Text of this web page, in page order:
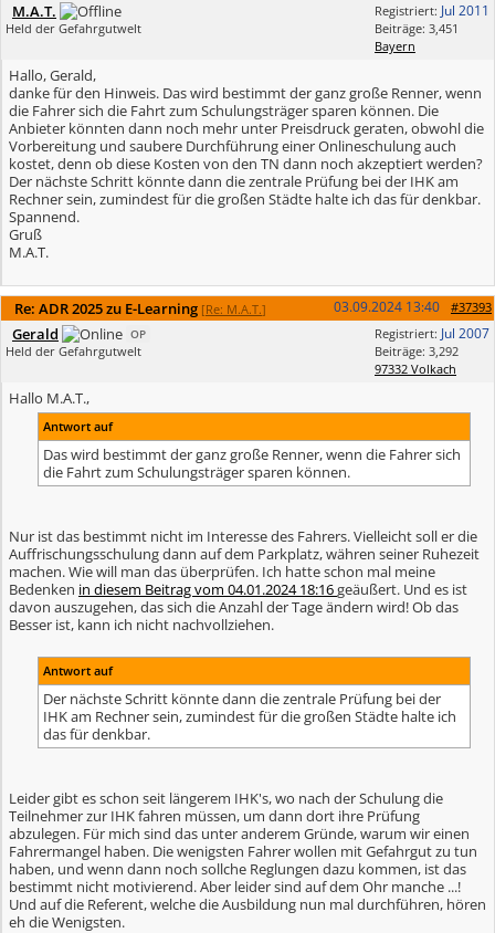
Registriert: Jul 2011
Beiträge: 3,451
Bayern
M.A.T.
Held der Gefahrgutwelt
Hallo, Gerald,
danke für den Hinweis. Das wird bestimmt der ganz große Renner, wenn
die Fahrer sich die Fahrt zum Schulungsträger sparen können. Die
Anbieter könnten dann noch mehr unter Preisdruck geraten, obwohl die
Vorbereitung und saubere Durchführung einer Onlineschulung auch
kostet, denn ob diese Kosten von den TN dann noch akzeptiert werden?
Der nächste Schritt könnte dann die zentrale Prüfung bei der IHK am
Rechner sein, zumindest für die großen Städte halte ich das für denkbar.
Spannend.
Gruß
M.A.T.
Re: ADR 2025 zu E-Learning [Re: M.A.T.] #37393
03.09.2024 13:40
Registriert: Jul 2007
Beiträge: 3,292
97332 Volkach
Gerald OP
Held der Gefahrgutwelt
Hallo M.A.T.,
Antwort auf
Das wird bestimmt der ganz große Renner, wenn die Fahrer sich
die Fahrt zum Schulungsträger sparen können.
Nur ist das bestimmt nicht im Interesse des Fahrers. Vielleicht soll er die
Auffrischungsschulung dann auf dem Parkplatz, währen seiner Ruhezeit
machen. Wie will man das überprüfen. Ich hatte schon mal meine
Bedenken in diesem Beitrag vom 04.01.2024 18:16geäußert. Und es ist
davon auszugehen, das sich die Anzahl der Tage ändern wird! Ob das
Besser ist, kann ich nicht nachvollziehen.
Antwort auf
Der nächste Schritt könnte dann die zentrale Prüfung bei der
IHK am Rechner sein, zumindest für die großen Städte halte ich
das für denkbar.
Leider gibt es schon seit längerem IHK's, wo nach der Schulung die
Teilnehmer zur IHK fahren müssen, um dann dort ihre Prüfung
abzulegen. Für mich sind das unter anderem Gründe, warum wir einen
Fahrermangel haben. Die wenigsten Fahrer wollen mit Gefahrgut zu tun
haben, und wenn dann noch sollche Reglungen dazu kommen, ist das
bestimmt nicht motivierend. Aber leider sind auf dem Ohr manche ...!
Und auf die Referent, welche die Ausbildung nun mal durchführen, hören
eh die Wenigsten.